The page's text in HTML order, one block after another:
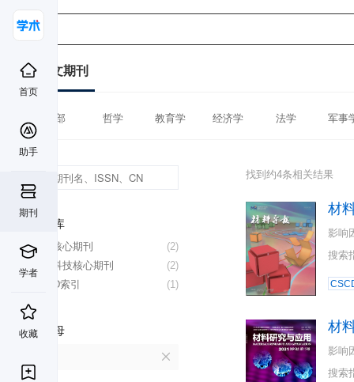
首页
助手
期刊
学者
收藏
中文期刊
全部 哲学 教育学 经济学 法学 军事
数据库
(2)
北大核心期刊
(2)
中国科技核心期刊
(1)
CSCD索引
首字母
找到约4条相关结果
材
影响
搜索
材
影响
搜索